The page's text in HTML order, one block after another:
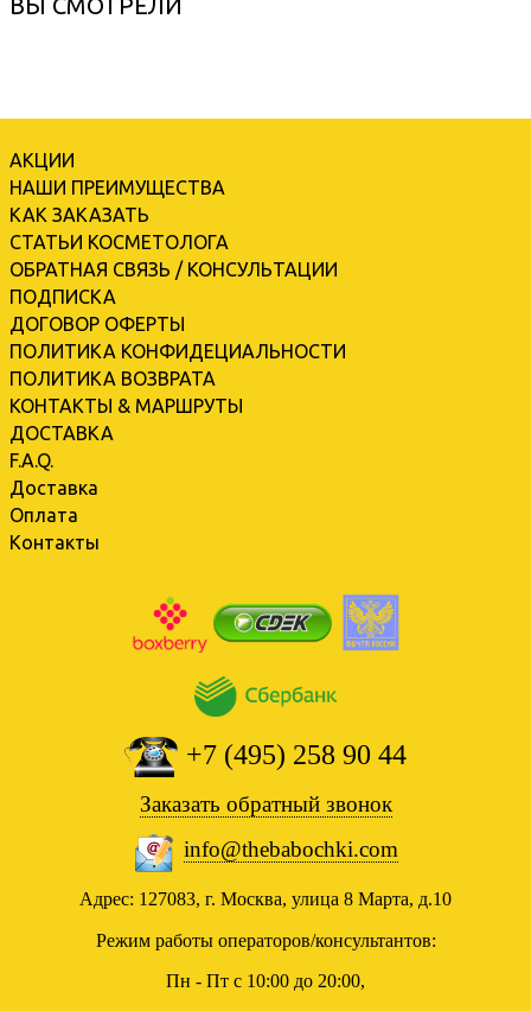
ВЫ СМОТРЕЛИ
АКЦИИ
НАШИ ПРЕИМУЩЕСТВА
КАК ЗАКАЗАТЬ
СТАТЬИ КОСМЕТОЛОГА
ОБРАТНАЯ СВЯЗЬ / КОНСУЛЬТАЦИИ
ПОДПИСКА
ДОГОВОР ОФЕРТЫ
ПОЛИТИКА КОНФИДЕЦИАЛЬНОСТИ
ПОЛИТИКА ВОЗВРАТА
КОНТАКТЫ & МАРШРУТЫ
ДОСТАВКА
F.A.Q.
Доставка
Оплата
Контакты
+7 (495) 258 90 44
Заказать обратный звонок
info@thebabochki.com
Адрес: 127083, г. Москва, улица 8 Марта, д.10
Режим работы операторов/консультантов:
Пн - Пт с 10:00 до 20:00,